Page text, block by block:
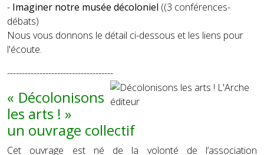
- Imaginer notre musée décoloniel ((3 conférences-
débats)
Nous vous donnons le détail ci-dessous et les liens pour
l'écoute.
------------------------------------
« Décolonisons
les arts ! »
un ouvrage collectif
Cet ouvrage est né de la volonté de l’association